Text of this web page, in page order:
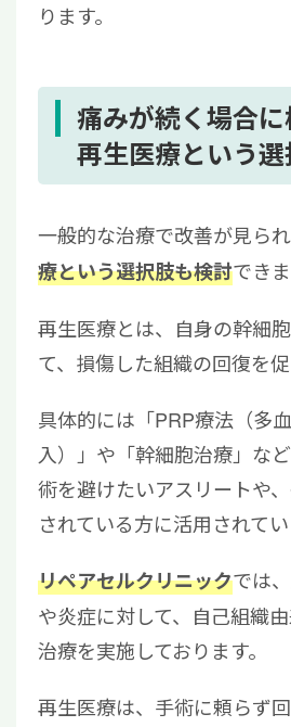
ります。
痛みが続く場合
再生医療という
一般的な治療で改善が見られ
療という選択肢も検討できま
再生医療とは、自身の幹細
て、損傷した組織の回復を促
具体的には「PRP療法（多
入）」や「幹細胞治療」な
術を避けたいアスリートや
されている方に活用されてい
リペアセルクリニックでは
や炎症に対して、自己組織
治療を実施しております。
再生医療は、手術に頼らず